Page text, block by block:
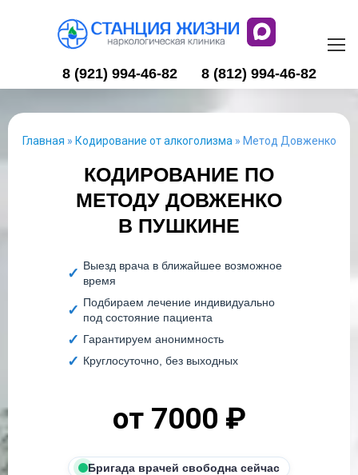
8 (921) 994-46-82 8 (812) 994-46-82
Главная » Кодирование от алкоголизма » Метод Довженко
КОДИРОВАНИЕ ПО
МЕТОДУ ДОВЖЕНКО
В ПУШКИНЕ
Выезд врача в ближайшее возможное
время
Подбираем лечение индивидуально
под состояние пациента
Гарантируем анонимность
Круглосуточно, без выходных
от 7000 ₽
Бригада врачей свободна сейчас